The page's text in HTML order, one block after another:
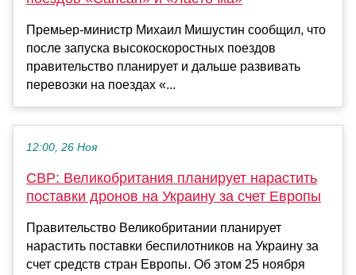
Премьер-министр Михаил Мишустин сообщил, что
после запуска высокоскоростных поездов
правительство планирует и дальше развивать
перевозки на поездах «...
12:00, 26 Ноя
СВР: Великобритания планирует нарастить
поставки дронов на Украину за счет Европы
Правительство Великобритании планирует
нарастить поставки беспилотников на Украину за
счет средств стран Европы. Об этом 25 ноября